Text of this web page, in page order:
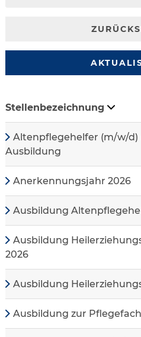
Stellenbezeichnung
Altenpflegehelfer (m/w/
Ausbildung
Anerkennungsjahr 2026
Ausbildung
Ausbildung
2026
Ausbildung
Ausbildung zur